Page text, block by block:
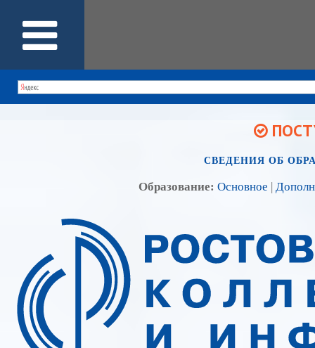
СВЕДЕНИЯ ОБ
Образование: Основное |